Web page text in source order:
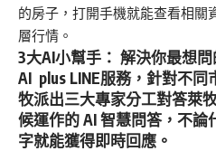
的房子，打開手機就能查看相關
層行情。
3大AI小幫手： 解決你最想問
AI plus LINE服務，針對不
牧派出三大專家分工對答萊
候運作的 AI 智慧問答，不
字就能獲得即時回應。